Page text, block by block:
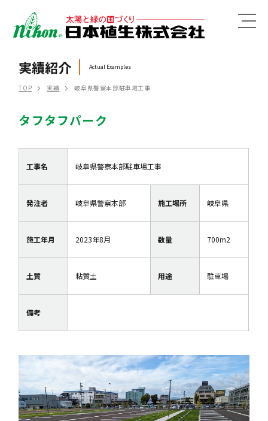
MENU
実績紹介 Actual Examples
TOP 実績 岐阜県警察本部駐車場工事
タフタフパーク
工事名 岐阜県警察本部駐車場工事
発注者 岐阜県警察本部 施工場所 岐阜県
施工年月 2023年8月 数量 700m2
土質 粘質土 用途 駐車場
備考